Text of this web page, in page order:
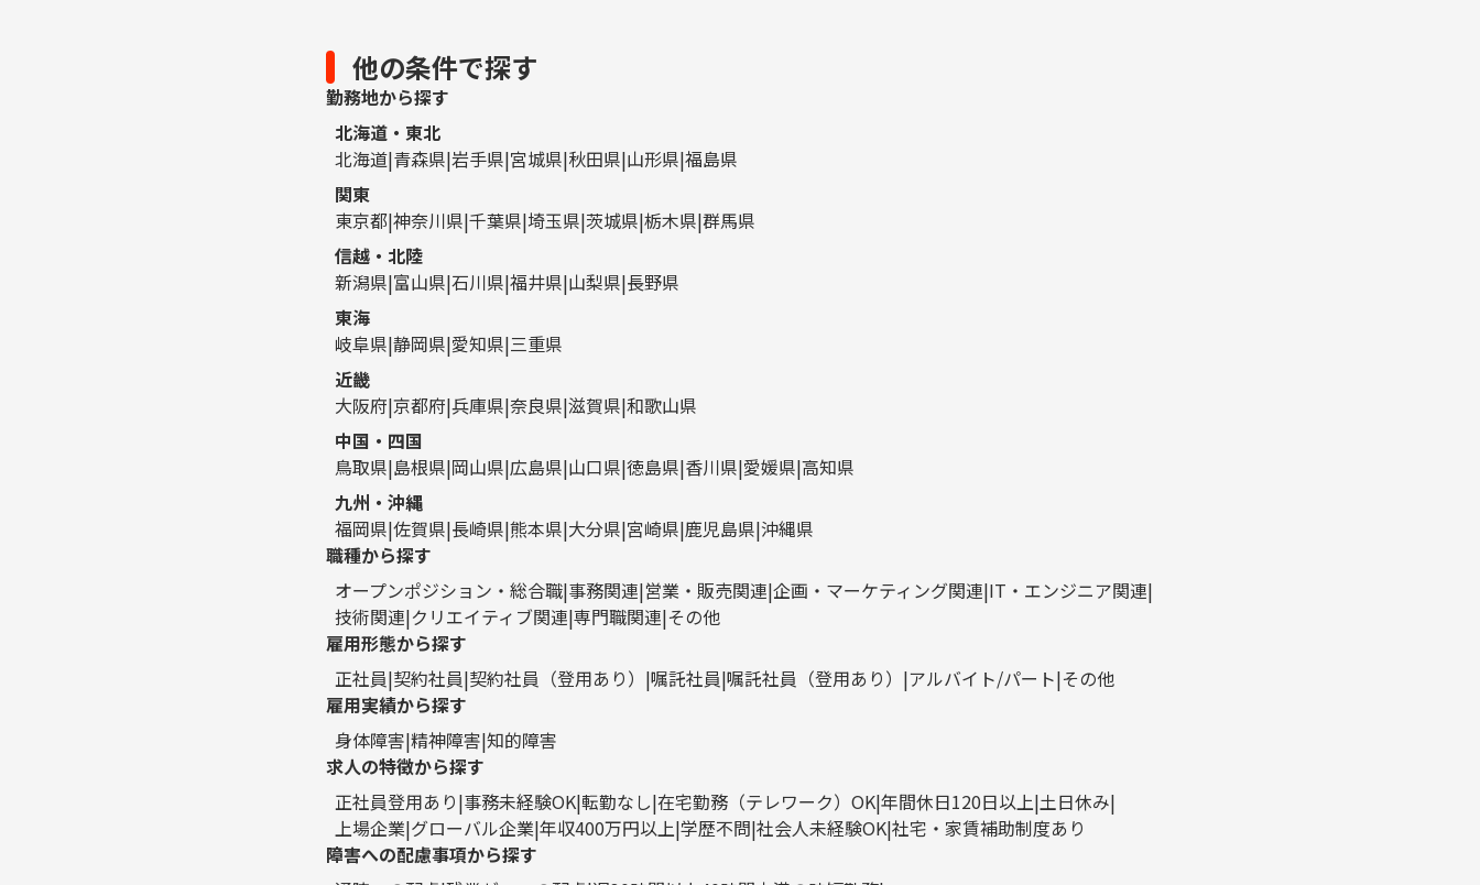
他の条件で探す
勤務地から探す
北海道・東北
北海道 青森県 岩手県 宮城県 秋田県 山形県 福島県
関東
東京都 神奈川県 千葉県 埼玉県 茨城県 栃木県 群馬県
信越・北陸
新潟県 富山県 石川県 福井県 山梨県 長野県
東海
岐阜県 静岡県 愛知県 三重県
近畿
大阪府 京都府 兵庫県 奈良県 滋賀県 和歌山県
中国・四国
鳥取県 島根県 岡山県 広島県 山口県 徳島県 香川県 愛媛県 高知県
九州・沖縄
福岡県 佐賀県 長崎県 熊本県 大分県 宮崎県 鹿児島県 沖縄県
職種から探す
オープンポジション・総合職 事務関連 営業・販売関連 企画・マーケティング関連 IT・エンジニア関連
技術関連 クリエイティブ関連 専門職関連 その他
雇用形態から探す
正社員 契約社員 契約社員（登用あり） 嘱託社員 嘱託社員（登用あり） アルバイト/パート その他
雇用実績から探す
身体障害 精神障害 知的障害
求人の特徴から探す
正社員登用あり 事務未経験OK 転勤なし 在宅勤務（テレワーク）OK 年間休日120日以上 土日休み
上場企業 グローバル企業 年収400万円以上 学歴不問 社会人未経験OK 社宅・家賃補助制度あり
障害への配慮事項から探す